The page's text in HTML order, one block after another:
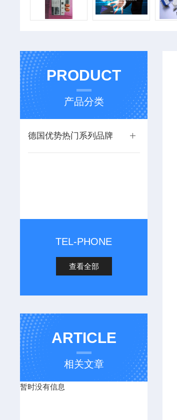
PRODUCT
产品分类
德国优势热门系列品牌
TEL-PHONE
查看全部
ARTICLE
相关文章
暂时没有信息